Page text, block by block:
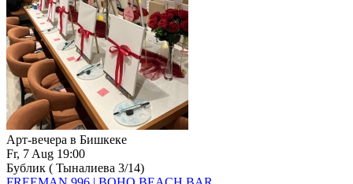
Арт-вечера в Бишкеке
Fr, 7 Aug 19:00
Бублик ( Тыналиева 3/14)